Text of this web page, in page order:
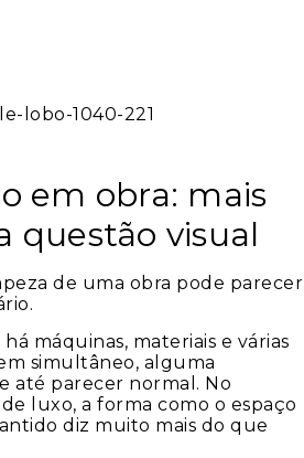
em obra: mais
questão visual
de uma obra pode parecer
máquinas, materiais e várias
simultâneo, alguma
até parecer normal. No
luxo, a forma como o espaço
diz muito mais do que